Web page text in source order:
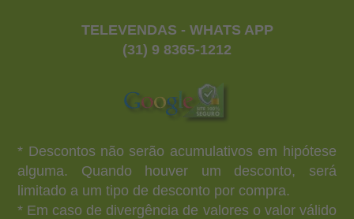
TELEVENDAS - WHATS APP
(31) 9 8365-1212
* Descontos não serão acumulativos em hipótese
alguma. Quando houver um desconto, será
limitado a um tipo de desconto por compra.
* Em caso de divergência de valores o valor válido